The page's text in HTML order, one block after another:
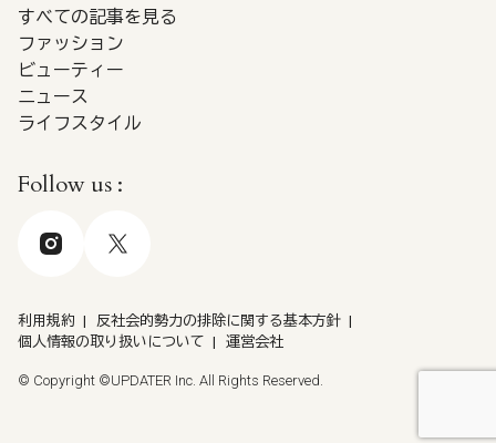
すべての記事を見る
ファッション
ビューティー
ニュース
ライフスタイル
Follow us :
利用規約
反社会的勢力の排除に関する基本方針
個人情報の取り扱いについて
運営会社
© Copyright ©UPDATER Inc. All Rights Reserved.